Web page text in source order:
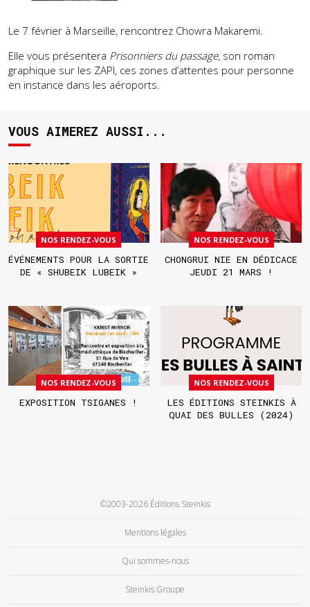
Le 7 février à Marseille, rencontrez Chowra Makaremi.
Elle vous présentera Prisonniers du passage, son roman
graphique sur les ZAPI, ces zones d’attentes pour personne
en instance dans les aéroports.
VOUS AIMEREZ AUSSI...
NOS RENDEZ-VOUS
ÉVÉNEMENTS POUR LA SORTIE
DE « SHUBEIK LUBEIK »
NOS RENDEZ-VOUS
CHONGRUI NIE EN DÉDICACE
JEUDI 21 MARS !
NOS RENDEZ-VOUS
EXPOSITION TSIGANES !
NOS RENDEZ-VOUS
LES ÉDITIONS STEINKIS À
QUAI DES BULLES (2024)
©2003-2026 Éditions Steinkis
Mentions légales
Qui sommes-nous
Steinkis Groupe